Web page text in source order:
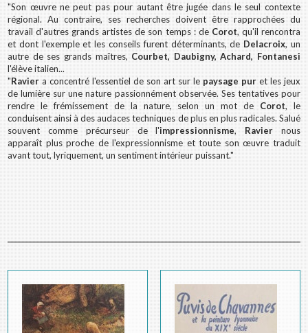
"Son œuvre ne peut pas pour autant être jugée dans le seul contexte
régional. Au contraire, ses recherches doivent être rapprochées du
travail d'autres grands artistes de son temps : de Corot, qu'il rencontra
et dont l'exemple et les conseils furent déterminants, de Delacroix, un
autre de ses grands maîtres, Courbet, Daubigny, Achard, Fontanesi
l'élève italien...
"Ravier a concentré l'essentiel de son art sur lepaysage puret les jeux
de lumière sur une nature passionnément observée. Ses tentatives pour
rendre le frémissement de la nature, selon un mot de Corot, le
conduisent ainsi à des audaces techniques de plus en plus radicales. Salué
souvent comme précurseur de l'impressionnisme, Ravier nous
apparaît plus proche de l'expressionnisme et toute son œuvre traduit
avant tout, lyriquement, un sentiment intérieur puissant."